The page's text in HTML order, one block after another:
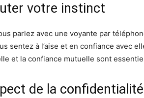
votre instinct
parlez avec une voyante par
sentez à l’aise et en confiance avec
et la confiance mutuelle sont
de la confidentialité